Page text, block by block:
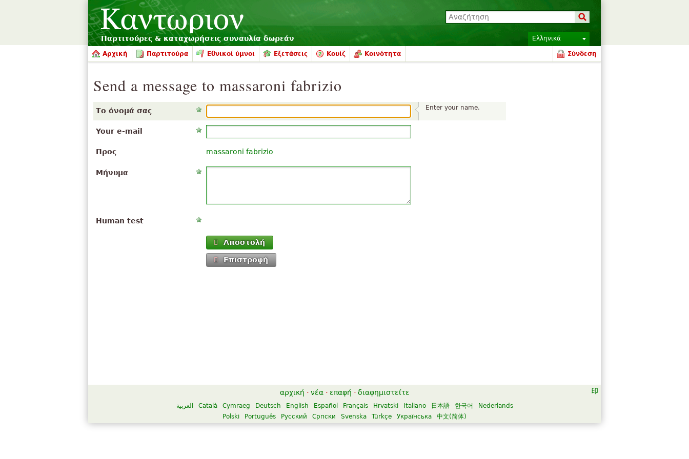
Παρτιτούρες & καταχωρήσεις συναυλία δωρεάν Ελληνικά
Αρχική Παρτιτούρα Εθνικοί ύμνοι Εξετάσεις Κουίζ Κοινότητα Σύνδεση
Send a message to massaroni fabrizio
Enter your name.
Το όνομά σας
Your e-mail
Προς massaroni fabrizio
Μήνυμα
Human test
Αποστολή
Επιστροφή
αρχική · νέα · επαφή · διαφημιστείτε
العربية Català Cymraeg Deutsch English Español Français Hrvatski Italiano 日本語 한국어
Nederlands
Polski
Português Русский Српски Svenska Türkçe Українська 中文(简体)